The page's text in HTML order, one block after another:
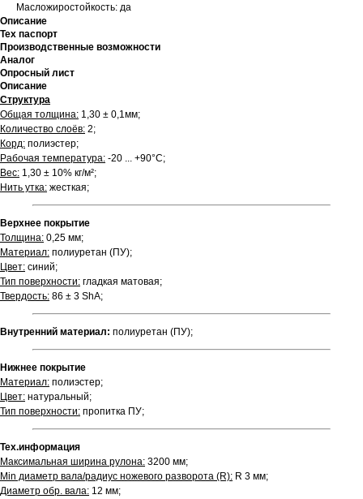
Масложиростойкость: да
Описание
Тех паспорт
Производственные возможности
Аналог
Опросный лист
Описание
Структура
Общая толщина: 1,30 ± 0,1мм;
Количество слоёв: 2;
Корд: полиэстер;
Рабочая температура: -20 ... +90°С;
Вес: 1,30 ± 10% кг/м²;
Нить утка: жесткая;
Верхнее покрытие
Толщина: 0,25 мм;
Материал: полиуретан (ПУ);
Цвет: синий;
Тип поверхности: гладкая матовая;
Твердость: 86 ± 3 ShA;
Внутренний материал: полиуретан (ПУ);
Нижнее покрытие
Материал: полиэстер;
Цвет: натуральный;
Тип поверхности: пропитка ПУ;
Тех.информация
Максимальная ширина рулона: 3200 мм;
Min диаметр вала/радиус ножевого разворота (R): R 3 мм;
Диаметр обр. вала: 12 мм;